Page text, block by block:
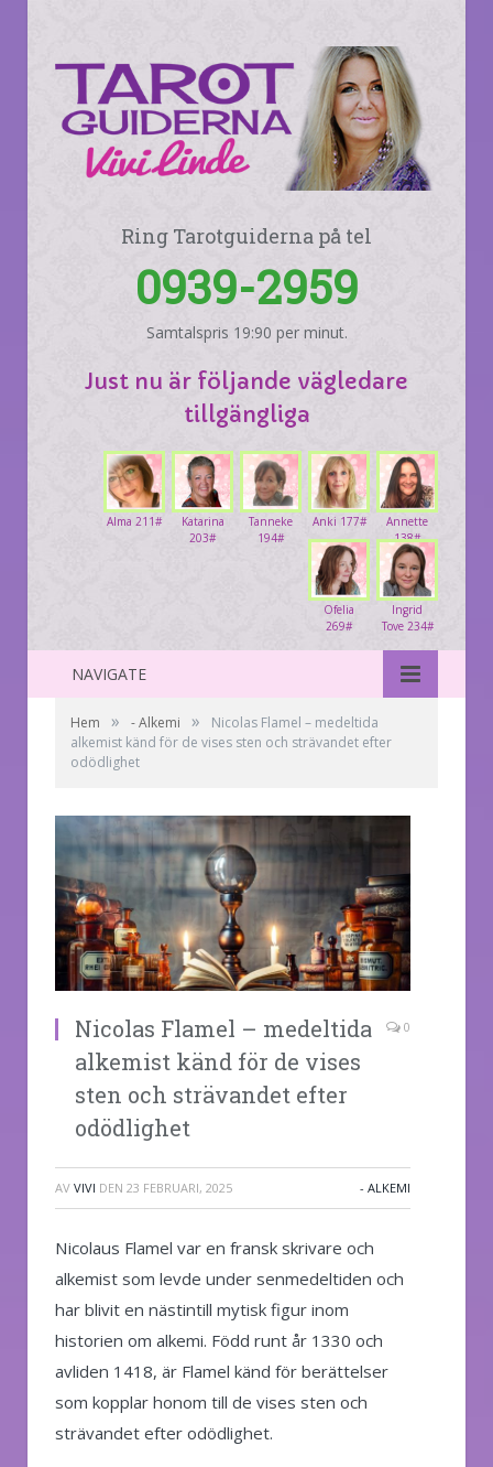
Ring Tarotguiderna på tel
0939-2959
Samtalspris 19:90 per minut.
Just nu är följande vägledare
tillgängliga
Annette
138#
Anki 177#
Tanneke
194#
Katarina
203#
Alma 211#
Ingrid
Tove 234#
Ofelia
269#
NAVIGATE
Hem » - Alkemi »
Nicolas Flamel – medeltida
alkemist känd för de vises sten och strävandet efter
odödlighet
Nicolas Flamel – medeltida
alkemist känd för de vises
sten och strävandet efter
odödlighet
0
AV VIVI DEN 23 FEBRUARI, 2025 - ALKEMI
Nicolaus Flamel var en fransk skrivare och
alkemist som levde under senmedeltiden och
har blivit en nästintill mytisk figur inom
historien om alkemi. Född runt år 1330 och
avliden 1418, är Flamel känd för berättelser
som kopplar honom till de vises sten och
strävandet efter odödlighet.